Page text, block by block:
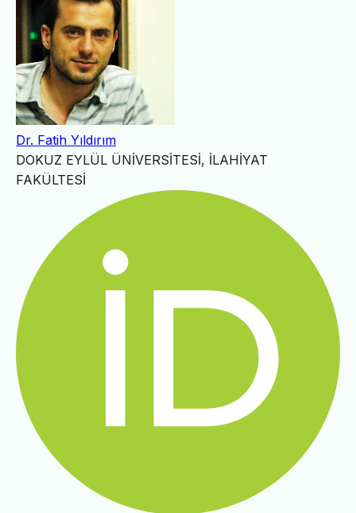
Dr. Fatih Yıldırım
DOKUZ EYLÜL ÜNİVERSİTESİ, İLAHİYAT
FAKÜLTESİ